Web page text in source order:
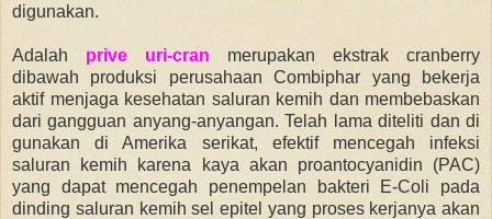
digunakan.
Adalah prive uri-cran merupakan ekstrak cranberry
dibawah produksi perusahaan Combiphar yang bekerja
aktif menjaga kesehatan saluran kemih dan membebaskan
dari gangguan anyang-anyangan. Telah lama diteliti dan di
gunakan di Amerika serikat, efektif mencegah infeksi
saluran kemih karena kaya akan proantocyanidin (PAC)
yang dapat mencegah penempelan bakteri E-Coli pada
dinding saluran kemih sel epitel yang proses kerjanya akan